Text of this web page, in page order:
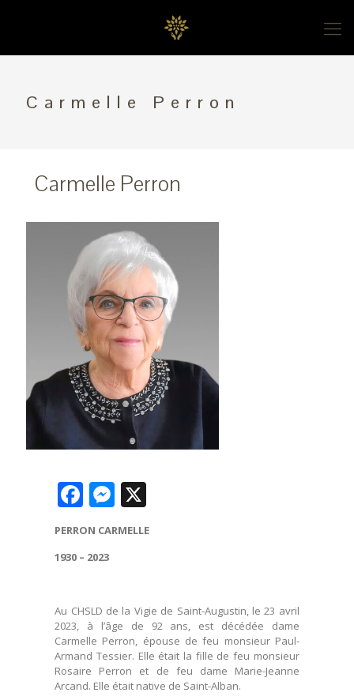
Carmelle Perron
Carmelle Perron
Facebook
Messenger
PERRON CARMELLE
1930 – 2023
Au CHSLD de la Vigie de Saint-Augustin, le 23 avril
2023, à l’âge de 92 ans, est décédée dame
Carmelle Perron, épouse de feu monsieur Paul-
Armand Tessier. Elle était la fille de feu monsieur
Rosaire Perron et de feu dame Marie-Jeanne
Arcand. Elle était native de Saint-Alban.